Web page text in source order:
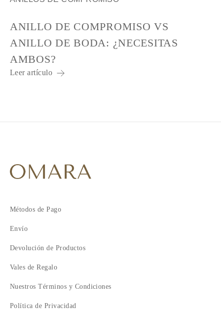
ANILLO DE COMPROMISO VS
ANILLO DE BODA: ¿NECESITAS
AMBOS?
Leer artículo
Métodos de Pago
Envío
Devolución de Productos
Vales de Regalo
Nuestros Términos y Condiciones
Política de Privacidad